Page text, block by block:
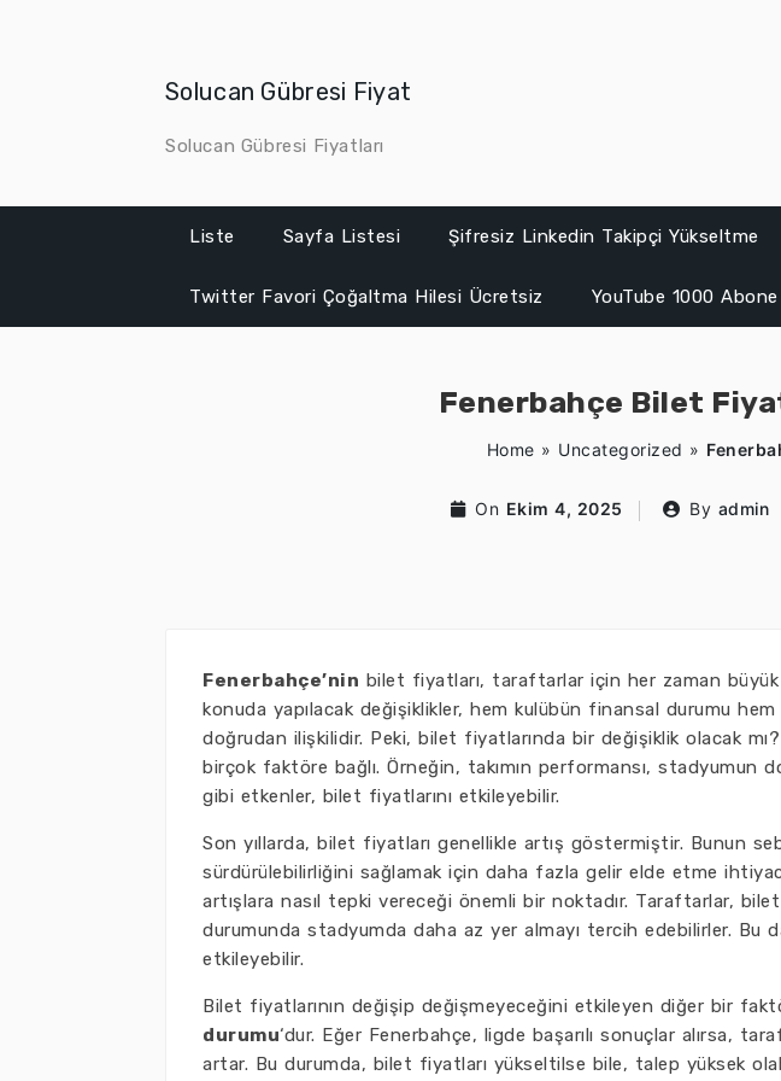
Solucan Gübresi Fiyat
Solucan Gübresi Fiyatları
Liste Sayfa Listesi Şifresiz Linkedin Takipçi Yükseltme
Twitter Favori Çoğaltma Hilesi Ücretsiz YouTube 1000
Fenerbahçe Bilet
Home » Uncategorized »
On Ekim 4, 2025 By admin
Fenerbahçe’nin bilet fiyatları, taraftarlar için her zaman
konuda yapılacak değişiklikler, hem kulübün finansal durumu
doğrudan ilişkilidir. Peki, bilet fiyatlarında bir değişiklik olacak
birçok faktöre bağlı. Örneğin, takımın performansı, stadyumun
gibi etkenler, bilet fiyatlarını etkileyebilir.
Son yıllarda, bilet fiyatları genellikle artış göstermiştir. Bunun
sürdürülebilirliğini sağlamak için daha fazla gelir elde etme
artışlara nasıl tepki vereceği önemli bir noktadır. Taraftarlar,
durumunda stadyumda daha az yer almayı tercih edebilirler. Bu
etkileyebilir.
Bilet fiyatlarının değişip değişmeyeceğini etkileyen diğer bir
durumu‘dur. Eğer Fenerbahçe, ligde başarılı sonuçlar alırsa,
artar. Bu durumda, bilet fiyatları yükseltilse bile, talep yüksek